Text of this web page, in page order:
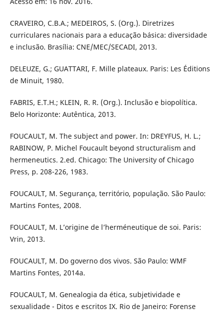
CRAVEIRO, C.B.A.; MEDEIROS, S. (Org.). Diretrizes
curriculares nacionais para a educação básica: diversidade
e inclusão. Brasília: CNE/MEC/SECADI, 2013.
DELEUZE, G.; GUATTARI, F. Mille plateaux. Paris: Les Éditions
de Minuit, 1980.
FABRIS, E.T.H.; KLEIN, R. R. (Org.). Inclusão e biopolítica.
Belo Horizonte: Autêntica, 2013.
FOUCAULT, M. The subject and power. In: DREYFUS, H. L.;
RABINOW, P. Michel Foucault beyond structuralism and
hermeneutics. 2.ed. Chicago: The University of Chicago
Press, p. 208-226, 1983.
FOUCAULT, M. Segurança, território, população. São Paulo:
Martins Fontes, 2008.
FOUCAULT, M. L’origine de l’herméneutique de soi. Paris:
Vrin, 2013.
FOUCAULT, M. Do governo dos vivos. São Paulo: WMF
Martins Fontes, 2014a.
FOUCAULT, M. Genealogia da ética, subjetividade e
sexualidade - Ditos e escritos IX. Rio de Janeiro: Forense